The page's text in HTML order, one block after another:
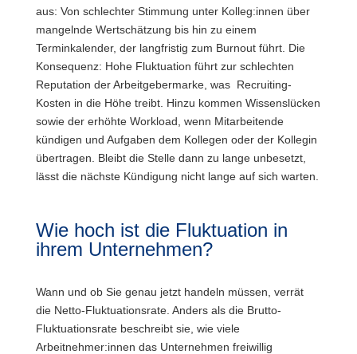
aus: Von schlechter Stimmung unter Kolleg:innen über
mangelnde Wertschätzung bis hin zu einem
Terminkalender, der langfristig zum Burnout führt. Die
Konsequenz: Hohe Fluktuation führt zur schlechten
Reputation der Arbeitgebermarke, was Recruiting-
Kosten in die Höhe treibt. Hinzu kommen Wissenslücken
sowie der erhöhte Workload, wenn Mitarbeitende
kündigen und Aufgaben dem Kollegen oder der Kollegin
übertragen. Bleibt die Stelle dann zu lange unbesetzt,
lässt die nächste Kündigung nicht lange auf sich warten.
Wie hoch ist die Fluktuation in
ihrem Unternehmen?
Wann und ob Sie genau jetzt handeln müssen, verrät
die Netto-Fluktuationsrate. Anders als die Brutto-
Fluktuationsrate beschreibt sie, wie viele
Arbeitnehmer:innen das Unternehmen freiwillig